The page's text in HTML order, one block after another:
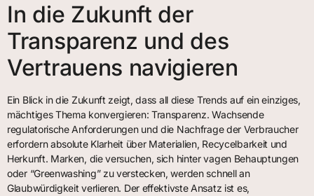
In die Zukunft der
Transparenz und des
Vertrauens navigieren
Ein Blick in die Zukunft zeigt, dass all diese Trends auf ein einziges,
mächtiges Thema konvergieren: Transparenz. Wachsende
regulatorische Anforderungen und die Nachfrage der Verbraucher
erfordern absolute Klarheit über Materialien, Recycelbarkeit und
Herkunft. Marken, die versuchen, sich hinter vagen Behauptungen
oder “Greenwashing” zu verstecken, werden schnell an
Glaubwürdigkeit verlieren. Der effektivste Ansatz ist es,